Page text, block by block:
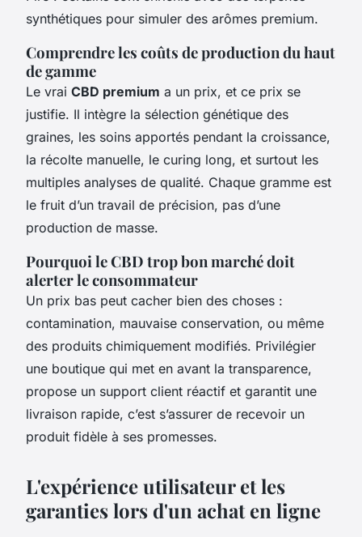
synthétiques pour simuler des arômes premium.
Comprendre les coûts de production du haut
de gamme
Le vrai CBD premium a un prix, et ce prix se
justifie. Il intègre la sélection génétique des
graines, les soins apportés pendant la croissance,
la récolte manuelle, le curing long, et surtout les
multiples analyses de qualité. Chaque gramme est
le fruit d’un travail de précision, pas d’une
production de masse.
Pourquoi le CBD trop bon marché doit
alerter le consommateur
Un prix bas peut cacher bien des choses :
contamination, mauvaise conservation, ou même
des produits chimiquement modifiés. Privilégier
une boutique qui met en avant la transparence,
propose un support client réactif et garantit une
livraison rapide, c’est s’assurer de recevoir un
produit fidèle à ses promesses.
L'expérience utilisateur et les
garanties lors d'un achat en ligne